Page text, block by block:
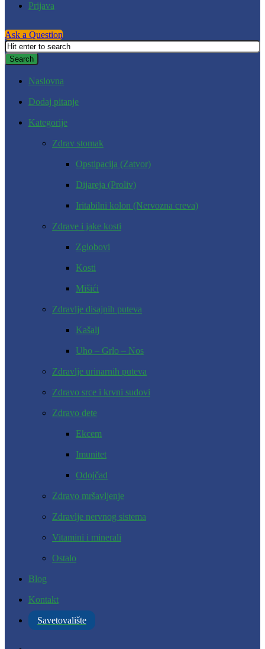
Prijava
Ask a Question
Naslovna
Dodaj pitanje
Kategorije
Zdrav stomak
Opstipacija (Zatvor)
Dijareja (Proliv)
Iritabilni kolon (Nervozna creva)
Zdrave i jake kosti
Zglobovi
Kosti
Mišići
Zdravlje disajnih puteva
Kašalj
Uho – Grlo – Nos
Zdravlje urinarnih puteva
Zdravo srce i krvni sudovi
Zdravo dete
Ekcem
Imunitet
Odojčad
Zdravo mršavljenje
Zdravlje nervnog sistema
Vitamini i minerali
Ostalo
Blog
Kontakt
Savetovalište